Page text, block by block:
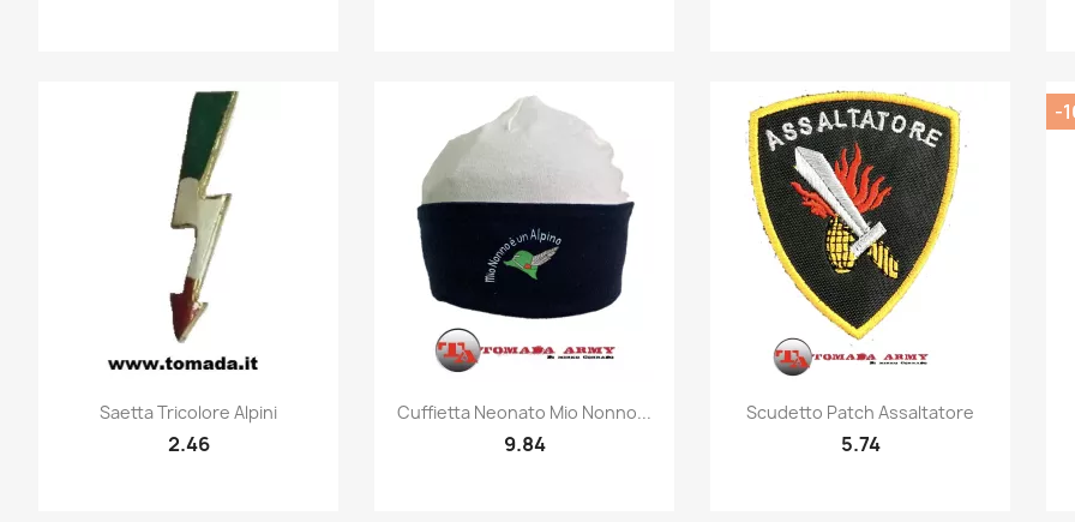
Quick view
Saetta Tricolore Alpini
2.46
Quick view
Cuffietta Neonato Mio Nonno...
9.84
 Quick view
Scudetto Patch Assaltatore
5.74
-